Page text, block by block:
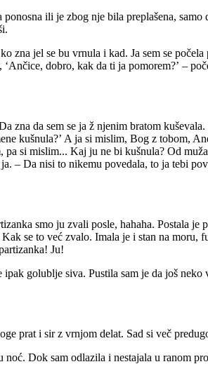
ili je zbog nje bila preplašena,
jel se bu vrnula i kad. Ja sem se
dobro, kak da ti ja pomorem?ʼ –
da sem se ja ž njenim bratom
kušnula?ʼ A ja si mislim, Bog z tobom,
si mislim... Kaj ju ne bi kušnula? Od
– Da nisi to nikemu povedala, to ja tebi
smo ju zvali posle, hahaha. Postala
se to već zvalo. Imala je i stan na
Ju!
golublje siva. Pustila sam je da još
prat i sir z vrnjom delat. Sad si več
Dok sam odlazila i nestajala u ranom